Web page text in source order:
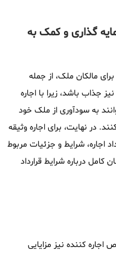
گذاری و کمک به
مالکان ملک، از جمله
جذاب باشد، زیرا با اجاره
به سودآوری از ملک خود
در نهایت، برای اجاره وثیقه
اجاره، شرایط و جزئیات مربوط
کامل درباره شرایط قرارداد
اجاره کننده نیز مزایایی